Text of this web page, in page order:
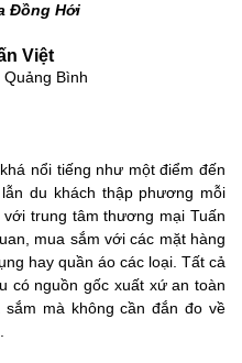
Đồng Hới
Việt
Bình
nổi tiếng như một điểm đến
du khách thập phương mỗi
với trung tâm thương mại Tuấn
mua sắm với các mặt hàng
hay quần áo các loại. Tất cả
có nguồn gốc xuất xứ an toàn
mà không cần đắn đo về